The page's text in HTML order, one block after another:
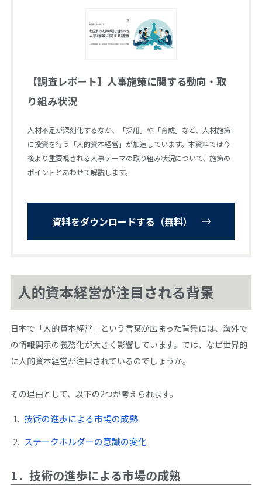
【調査レポート】人事施策に関する動向・取
り組み状況
人材不足が深刻化するなか、「採用」や「育成」など、人材施策
に投資を行う「人的資本経営」が加速しています。本資料では今
後より重要視される人事テーマの取り組み状況について、施策の
ポイントとあわせて解説します。
資料をダウンロードする（無料）
人的資本経営が注目される背景
日本で「人的資本経営」という言葉が広まった背景には、海外で
の情報開示の義務化が大きく影響しています。では、なぜ世界的
に人的資本経営が注目されているのでしょうか。
その理由として、以下の2つが考えられます。
技術の進歩による市場の成熟
ステークホルダーの意識の変化
1．技術の進歩による市場の成熟